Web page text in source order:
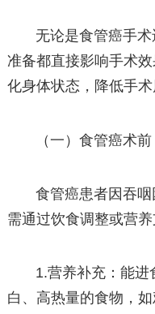
无论是食管癌手
准备都直接影响手术
化身体状态，降低手术
（一）食管癌术
食管癌患者因吞
需通过饮食调整或营
1.营养补充：能进
白、高热量的食物，